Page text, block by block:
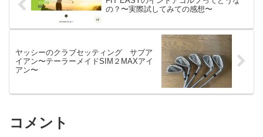
の？〜実際試してみての感想〜
ヤッシーのクラブセッティング サブア
イアン〜テーラーメイドSIM２MAXアイ
アン〜
コメント